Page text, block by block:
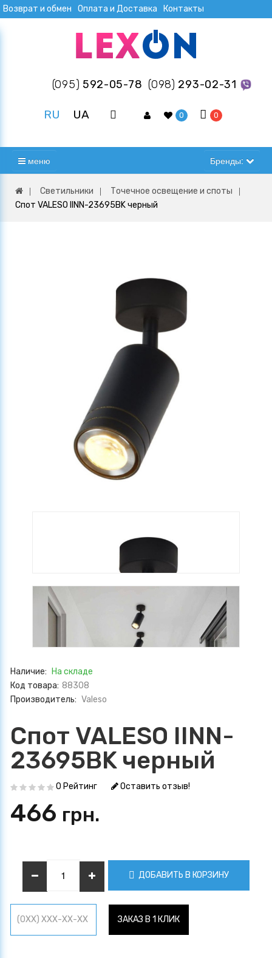
Возврат и обмен Оплата и Доставка Контакты
(095) 592-05-78 (098) 293-02-31
RU UA 0 0
меню Бренды:
Светильники
Точечное освещение и споты
Спот VALESO IINN-23695BK черный
Наличие:
На складе
Код товара: 88308
Производитель: Valeso
Спот VALESO IINN-
23695BK черный
0 Рейтинг Оставить отзыв!
466 грн.
ДОБАВИТЬ В КОРЗИНУ
ЗАКАЗ В 1 КЛИК